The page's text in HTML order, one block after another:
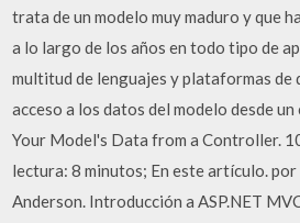
trata de un modelo muy maduro y que
a lo largo de los años en todo tipo de
multitud de lenguajes y plataformas
acceso a los datos del modelo desde
Your Model's Data from a Controller.
lectura: 8 minutos; En este artículo. por
Anderson. Introducción a ASP.NET